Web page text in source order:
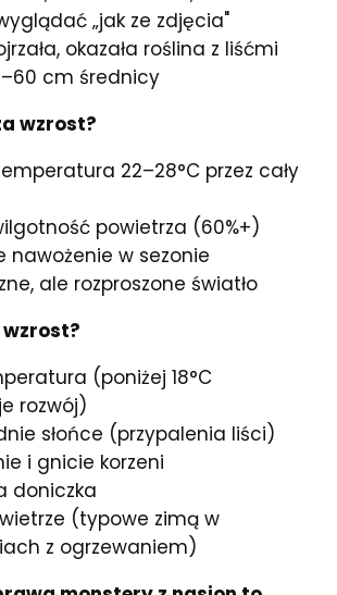
„jak ze zdjęcia"
okazała roślina z liśćmi
cm średnicy
wzrost?
22–28°C przez cały
powietrza (60%+)
nawożenie w sezonie
ale rozproszone światło
(poniżej 18°C
rozwój)
słońce (przypalenia liści)
i gnicie korzeni
doniczka
(typowe zimą w
z ogrzewaniem)